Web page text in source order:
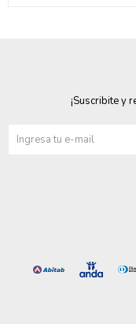
¡Suscribite y